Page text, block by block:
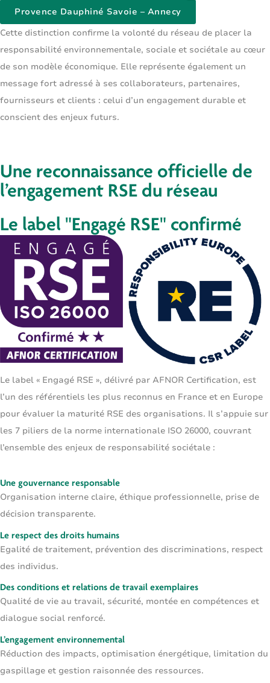
Provence Dauphiné Savoie – Annecy
Cette distinction confirme la volonté du réseau de placer la
responsabilité environnementale, sociale et sociétale au cœur
de son modèle économique. Elle représente également un
message fort adressé à ses collaborateurs, partenaires,
fournisseurs et clients : celui d’un engagement durable et
conscient des enjeux futurs.
Une reconnaissance officielle de
l’engagement RSE du réseau
Le label "Engagé RSE" confirmé
Le label « Engagé RSE », délivré par AFNOR Certification, est
l’un des référentiels les plus reconnus en France et en Europe
pour évaluer la maturité RSE des organisations. Il s’appuie sur
les 7 piliers de la norme internationale ISO 26000, couvrant
l’ensemble des enjeux de responsabilité sociétale :
Une gouvernance responsable
Organisation interne claire, éthique professionnelle, prise de
décision transparente.
Le respect des droits humains
Egalité de traitement, prévention des discriminations, respect
des individus.
Des conditions et relations de travail exemplaires
Qualité de vie au travail, sécurité, montée en compétences et
dialogue social renforcé.
L’engagement environnemental
Réduction des impacts, optimisation énergétique, limitation du
gaspillage et gestion raisonnée des ressources.